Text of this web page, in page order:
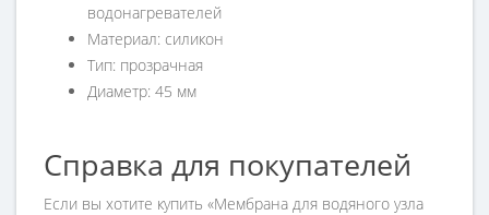
водонагревателей
Материал: силикон
Тип: прозрачная
Диаметр: 45 мм
Справка для покупателей
Если вы хотите купить «Мембрана для водяного узла